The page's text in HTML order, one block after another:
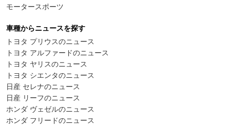
モータースポーツ
車種からニュースを探す
トヨタ プリウスのニュース
トヨタ アルファードのニュース
トヨタ ヤリスのニュース
トヨタ シエンタのニュース
日産 セレナのニュース
日産 リーフのニュース
ホンダ ヴェゼルのニュース
ホンダ フリードのニュース